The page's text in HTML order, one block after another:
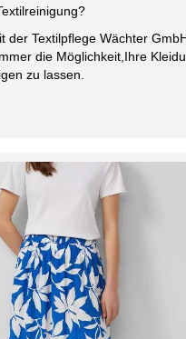
der Textilpflege Wächter
die Möglichkeit,Ihre
zu lassen.